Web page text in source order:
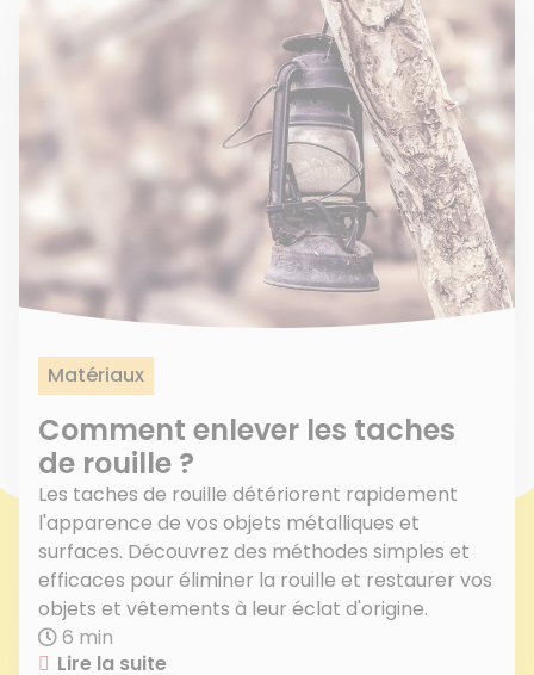
Matériaux
Comment enlever les taches
de rouille ?
Les taches de rouille détériorent rapidement
l'apparence de vos objets métalliques et
surfaces. Découvrez des méthodes simples et
efficaces pour éliminer la rouille et restaurer vos
objets et vêtements à leur éclat d'origine.
6 min
Lire la suite